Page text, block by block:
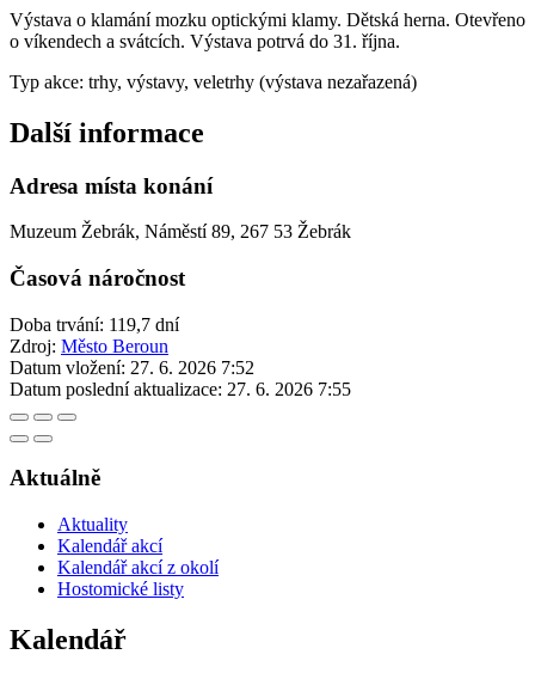
Výstava o klamání mozku optickými klamy. Dětská herna. Otevřeno
o víkendech a svátcích. Výstava potrvá do 31. října.
Typ akce: trhy, výstavy, veletrhy (výstava nezařazená)
Další informace
Adresa místa konání
Muzeum Žebrák, Náměstí 89, 267 53 Žebrák
Časová náročnost
Doba trvání: 119,7 dní
Zdroj: Město Beroun
Datum vložení: 27. 6. 2026 7:52
Datum poslední aktualizace: 27. 6. 2026 7:55
Aktuálně
Aktuality
Kalendář akcí
Kalendář akcí z okolí
Hostomické listy
Kalendář